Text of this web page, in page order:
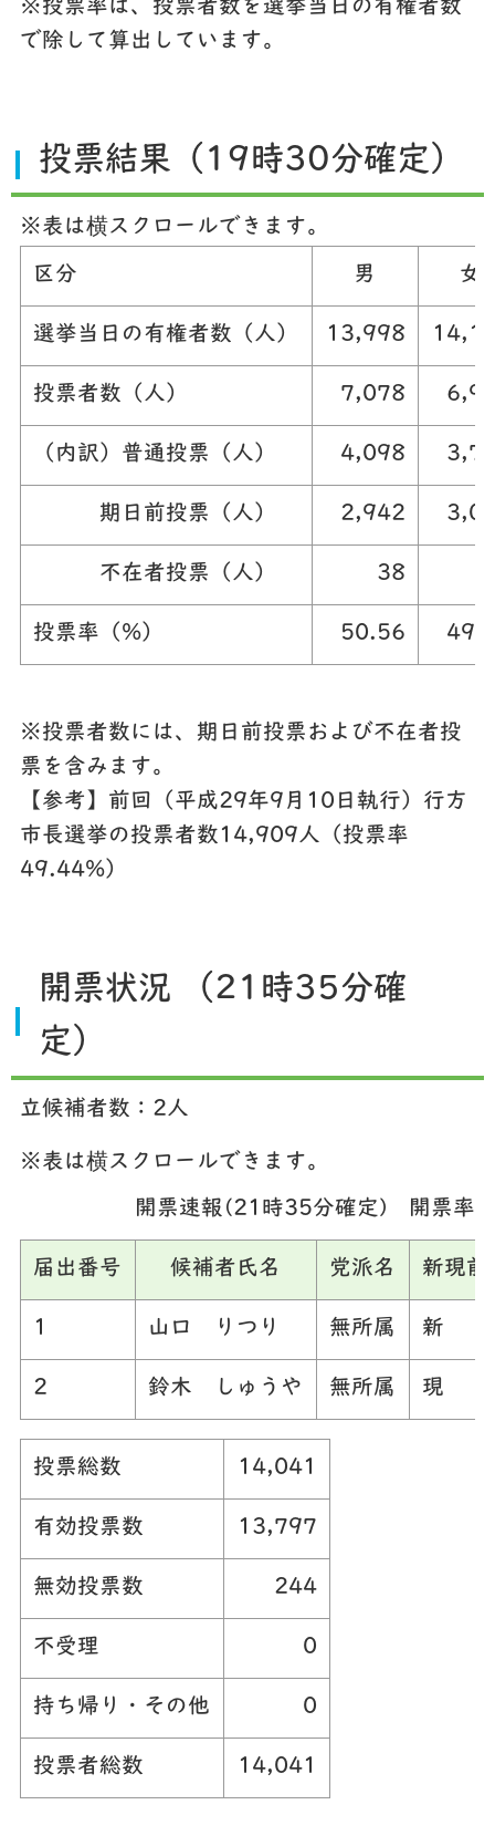
※投票率は、投票者数を選挙当日の有権者数
で除して算出しています。
投票結果（19時30分確定）
※表は横スクロールできます。
区分 男 女
選挙当日の有権者数（人） 13,998
投票者数（人） 7,078
（内訳）普通投票（人） 4,098
期日前投票（人） 2,942
不在者投票（人） 38
投票率（%） 50.56
※投票者数には、期日前投票および不在者投
票を含みます。
【参考】前回（平成29年9月10日執行）行方
市長選挙の投票者数14,909人（投票率
49.44%）
開票状況 （21時35分確
定）
立候補者数：2人
※表は横スクロールできます。
開票速報(21時35分確定) 開票率
届出番号 候補者氏名 党派名 新現前
1 山口 りつり 無所属 新
2 鈴木 しゅうや 無所属 現
投票総数 14,041
有効投票数 13,797
無効投票数 244
不受理 0
持ち帰り・その他 0
投票者総数 14,041